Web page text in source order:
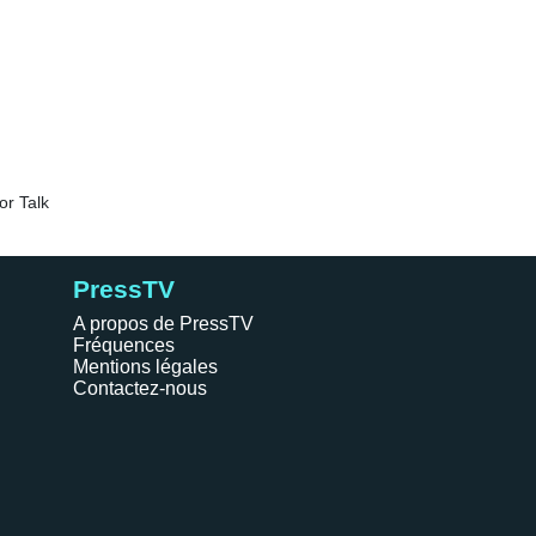
PressTV
A propos de PressTV
Fréquences
Mentions légales
Contactez-nous